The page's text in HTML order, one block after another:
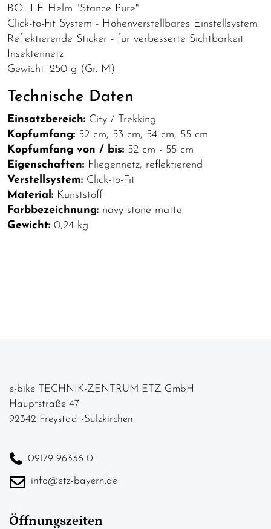
BOLLÉ Helm "Stance Pure"
Click-to-Fit System - Höhenverstellbares Einstellsystem
Reflektierende Sticker - für verbesserte Sichtbarkeit
Insektennetz
Gewicht: 250 g (Gr. M)
Technische Daten
Einsatzbereich: City / Trekking
Kopfumfang: 52 cm, 53 cm, 54 cm, 55 cm
Kopfumfang von / bis: 52 cm - 55 cm
Eigenschaften: Fliegennetz, reflektierend
Verstellsystem: Click-to-Fit
Material: Kunststoff
Farbbezeichnung: navy stone matte
Gewicht: 0,24 kg
e-bike TECHNIK-ZENTRUM ETZ GmbH
Hauptstraße 47
92342 Freystadt-Sulzkirchen
09179-96336-0
info@etz-bayern.de
Öffnungszeiten